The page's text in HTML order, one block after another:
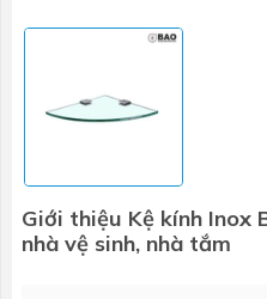
Giới thiệu Kệ kính Inox
nhà vệ sinh, nhà tắm